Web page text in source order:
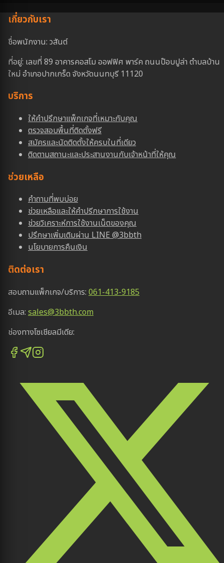
เกี่ยวกับเรา
ชื่อพนักงาน: วสันต์
ที่อยู่: เลขที่ 89 อาคารคอสโม ออฟฟิศ พาร์ค ถนนป๊อบปูล่า ตำบลบ้าน
ใหม่ อำเภอปากเกร็ด จังหวัดนนทบุรี 11120
บริการ
ให้คำปรึกษาแพ็กเกจที่เหมาะกับคุณ
ตรวจสอบพื้นที่ติดตั้งฟรี
สมัครและนัดติดตั้งให้ครบในที่เดียว
ติดตามสถานะและประสานงานกับเจ้าหน้าที่ให้คุณ
ช่วยเหลือ
คำถามที่พบบ่อย
ช่วยเหลือและให้คำปรีกษาการใช้งาน
ช่วยวิเคราะห์การใช้งานเน็ตของคุณ
ปรึกษาเพิ่มเติมผ่าน LINE @3bbth
นโยบายการคืนเงิน
ติดต่อเรา
สอบถามแพ็กเกจ/บริการ: 061-413-9185
อีเมล: sales@3bbth.com
ช่องทางโซเชียลมีเดีย: